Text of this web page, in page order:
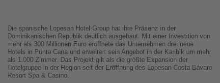
Die spanische Lopesan Hotel Group hat ihre Präsenz in der
Dominikanischen Republik deutlich ausgebaut. Mit einer Investition von
mehr als 300 Millionen Euro eröffnete das Unternehmen drei neue
Hotels in Punta Cana und erweitert sein Angebot in der Karibik um mehr
als 1.000 Zimmer. Das Projekt gilt als die größte Expansion der
Hotelgruppe in der Region seit der Eröffnung des Lopesan Costa Bávaro
Resort Spa & Casino.